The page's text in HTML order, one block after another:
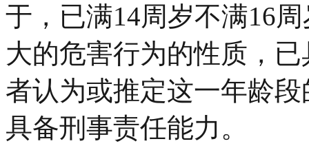
于，已满14周岁不满16
大的危害行为的性质，
者认为或推定这一年龄
具备刑事责任能力。